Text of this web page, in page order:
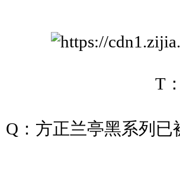
T
Q： 方正兰亭黑系列已